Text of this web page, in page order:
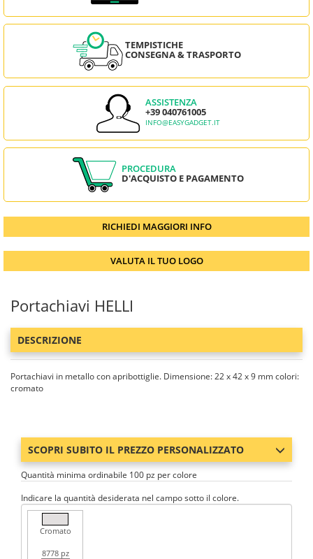
TEMPISTICHE
CONSEGNA & TRASPORTO
ASSISTENZA
+39 040761005
INFO@EASYGADGET.IT
PROCEDURA
D'ACQUISTO E PAGAMENTO
RICHIEDI MAGGIORI INFO
VALUTA IL TUO LOGO
Portachiavi HELLI
DESCRIZIONE
Portachiavi in metallo con apribottiglie. Dimensione: 22 x 42 x 9 mm colori:
cromato
SCOPRI SUBITO IL PREZZO PERSONALIZZATO
Quantità minima ordinabile 100 pz per colore
Indicare la quantità desiderata nel campo sotto il colore.
Cromato
8778 pz